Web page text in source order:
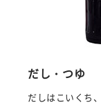
だし・つゆ
だしはこいくち